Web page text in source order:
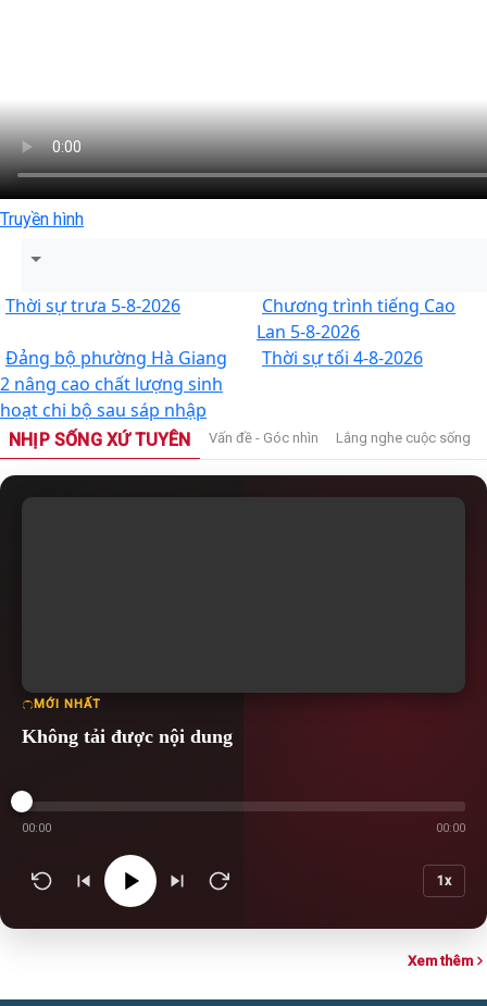
Truyền hình
Thời sự trưa 5-8-2026
Chương trình tiếng Cao
Lan 5-8-2026
Đảng bộ phường Hà Giang
2 nâng cao chất lượng sinh
hoạt chi bộ sau sáp nhập
Thời sự tối 4-8-2026
NHỊP SỐNG XỨ TUYÊN Vấn đề - Góc nhìn Lắng nghe cuộc sống
MỚI NHẤT
Không tải được nội dung
00:00 00:00
1x
Xem thêm